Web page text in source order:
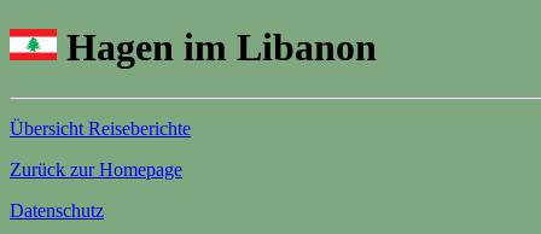
Hagen im Libanon
Übersicht Reiseberichte
Zurück zur Homepage
Datenschutz